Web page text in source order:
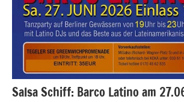
Salsa Schiff: Barco Latino am